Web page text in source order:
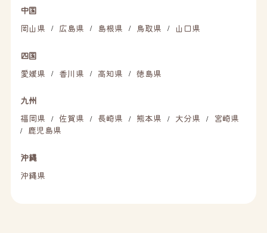
中国
岡山県
/ 広島県 / 島根県 / 鳥取県 / 山口県
四国
愛媛県
/ 香川県 / 高知県 / 徳島県
九州
福岡県
/ 佐賀県 / 長崎県 / 熊本県 / 大分県 / 宮崎県
/ 鹿児島県
沖縄
沖縄県